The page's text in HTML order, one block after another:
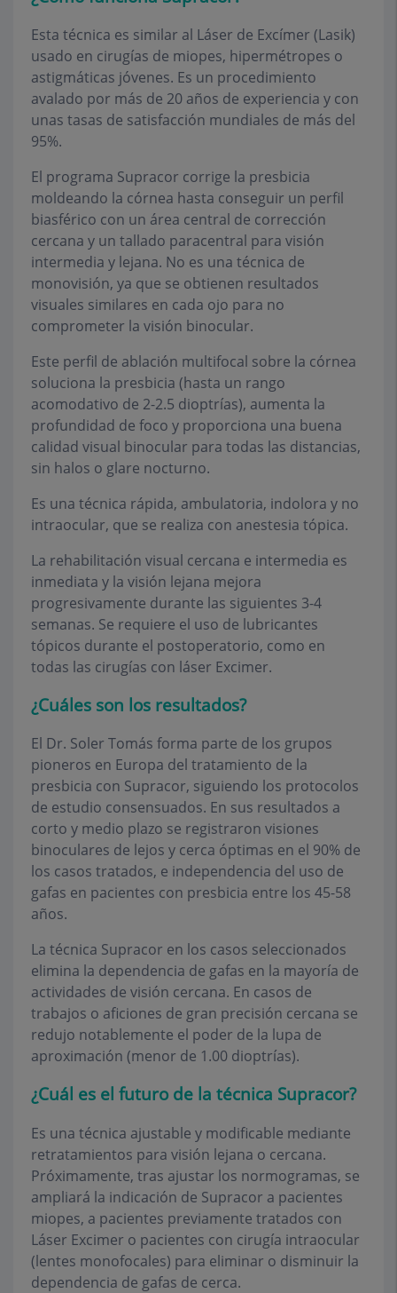
Esta técnica es similar al Láser de Excímer (Lasik)
usado en cirugías de miopes, hipermétropes o
astigmáticas jóvenes. Es un procedimiento
avalado por más de 20 años de experiencia y con
unas tasas de satisfacción mundiales de más del
95%.
El programa Supracor corrige la presbicia
moldeando la córnea hasta conseguir un perfil
biasférico con un área central de corrección
cercana y un tallado paracentral para visión
intermedia y lejana. No es una técnica de
monovisión, ya que se obtienen resultados
visuales similares en cada ojo para no
comprometer la visión binocular.
Este perfil de ablación multifocal sobre la córnea
soluciona la presbicia (hasta un rango
acomodativo de 2-2.5 dioptrías), aumenta la
profundidad de foco y proporciona una buena
calidad visual binocular para todas las distancias,
sin halos o glare nocturno.
Es una técnica rápida, ambulatoria, indolora y no
intraocular, que se realiza con anestesia tópica.
La rehabilitación visual cercana e intermedia es
inmediata y la visión lejana mejora
progresivamente durante las siguientes 3-4
semanas. Se requiere el uso de lubricantes
tópicos durante el postoperatorio, como en
todas las cirugías con láser Excimer.
¿Cuáles son los resultados?
El Dr. Soler Tomás forma parte de los grupos
pioneros en Europa del tratamiento de la
presbicia con Supracor, siguiendo los protocolos
de estudio consensuados. En sus resultados a
corto y medio plazo se registraron visiones
binoculares de lejos y cerca óptimas en el 90% de
los casos tratados, e independencia del uso de
gafas en pacientes con presbicia entre los 45-58
años.
La técnica Supracor en los casos seleccionados
elimina la dependencia de gafas en la mayoría de
actividades de visión cercana. En casos de
trabajos o aficiones de gran precisión cercana se
redujo notablemente el poder de la lupa de
aproximación (menor de 1.00 dioptrías).
¿Cuál es el futuro de la técnica Supracor?
Es una técnica ajustable y modificable mediante
retratamientos para visión lejana o cercana.
Próximamente, tras ajustar los normogramas, se
ampliará la indicación de Supracor a pacientes
miopes, a pacientes previamente tratados con
Láser Excimer o pacientes con cirugía intraocular
(lentes monofocales) para eliminar o disminuir la
dependencia de gafas de cerca.